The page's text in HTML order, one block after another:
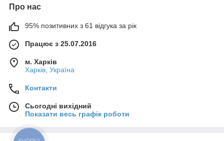
Про нас
95% позитивних з 61 відгука за рік
Працює з 25.07.2016
м. Харків
Харків, Україна
Контакти
Сьогодні вихідний
Показати весь графік роботи